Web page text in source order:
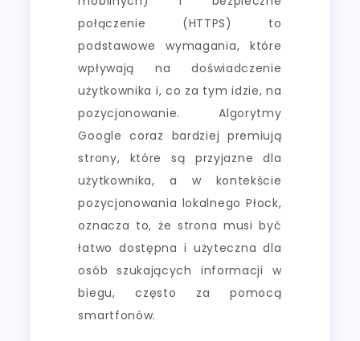
połączenie (HTTPS) to
podstawowe wymagania, które
wpływają na doświadczenie
użytkownika i, co za tym idzie, na
pozycjonowanie. Algorytmy
Google coraz bardziej premiują
strony, które są przyjazne dla
użytkownika, a w kontekście
pozycjonowania lokalnego Płock,
oznacza to, że strona musi być
łatwo dostępna i użyteczna dla
osób szukających informacji w
biegu, często za pomocą
smartfonów.